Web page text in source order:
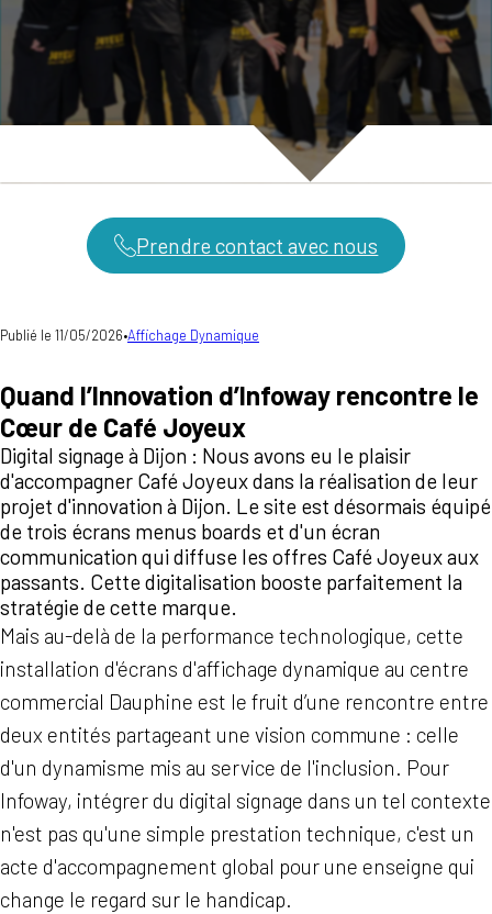
Prendre contact avec nous
Publié le 11/05/2026•Affichage Dynamique
Quand l’Innovation d’Infoway rencontre le
Cœur de Café Joyeux
Digital signage à Dijon : Nous avons eu le plaisir
d'accompagner Café Joyeux dans la réalisation de leur
projet d'innovation à Dijon. Le site est désormais équipé
de trois écrans menus boards et d'un écran
communication qui diffuse les offres Café Joyeux aux
passants. Cette digitalisation booste parfaitement la
stratégie de cette marque.
Mais au-delà de la performance technologique, cette
installation d'écrans d'affichage dynamique au centre
commercial Dauphine est le fruit d’une rencontre entre
deux entités partageant une vision commune : celle
d'un dynamisme mis au service de l'inclusion. Pour
Infoway, intégrer du digital signage dans un tel contexte
n'est pas qu'une simple prestation technique, c'est un
acte d'accompagnement global pour une enseigne qui
change le regard sur le handicap.